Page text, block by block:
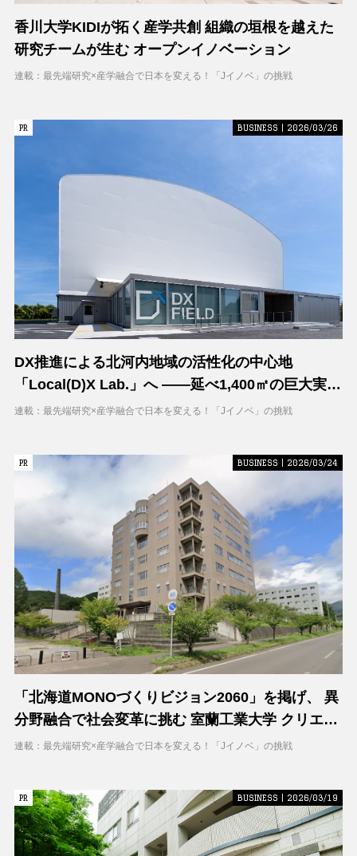
香川大学KIDIが拓く産学共創 組織の垣根を越えた
研究チームが生む オープンイノベーション
連載：最先端研究×産学融合で日本を変える！「Jイノベ」の挑戦
PR
PR BUSINESS | 2026/03/26
DX推進による北河内地域の活性化の中心地
「Local(D)X Lab.」へ ――延べ1,400㎡の巨大実証
空間で地域DXに挑む 大阪工業大学 DXフィールド
連載：最先端研究×産学融合で日本を変える！「Jイノベ」の挑戦
PR
PR BUSINESS | 2026/03/24
「北海道MONOづくりビジョン2060」を掲げ、 異
分野融合で社会変革に挑む 室蘭工業大学 クリエイ
ティブコラボレーションセンター（CCC）
連載：最先端研究×産学融合で日本を変える！「Jイノベ」の挑戦
PR
PR BUSINESS | 2026/03/19